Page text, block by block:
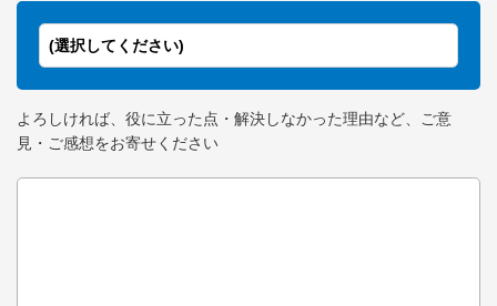
(選択してください)
よろしければ、役に立った点・解決しなかった理由など、ご意
見・ご感想をお寄せください